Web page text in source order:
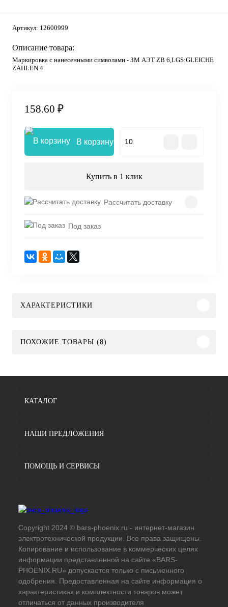
Артикул: 12600999
Описание товара:
Маркировка с нанесенными символами - ЗМ АЭТ ZB 6,LGS:GLEICHE
ZAHLEN 4
158.60 ₽
В корзину
Купить в 1 клик
Рассчитать доставку
Под заказ
ХАРАКТЕРИСТИКИ
ПОХОЖИЕ ТОВАРЫ (8)
КАТАЛОГ
НАШИ ПРЕДЛОЖЕНИЯ
ПОМОЩЬ И СЕРВИСЫ
Copyright 2024 © bars-phoenix.ru - интернет-магазин
электротехнической продукции. Все права защищены.
Копирование и использование в коммерческих целях
информации представленной на сайте «BARS-
PHOENIX.RU» допускается только с письменного
одобрения. Предоставленная на сайте информация о
характеристиках и комплектности товаров может
отличаться от данных производителя